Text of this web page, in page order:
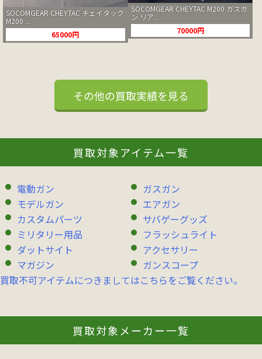
SOCOMGEAR CHEYTAC チェイタック
M200 ...
65000円
SOCOMGEAR CHEYTAC M200 ガスガ
ン リア...
70000円
その他の買取実績を見る
買取対象アイテム一覧
電動ガン
ガスガン
モデルガン
エアガン
カスタムパーツ
サバゲーグッズ
ミリタリー用品
フラッシュライト
ダットサイト
アクセサリー
マガジン
ガンスコープ
買取不可アイテムにつきましてはこちらをご覧ください。
買取対象メーカー一覧